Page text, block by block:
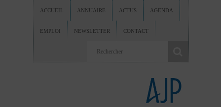
ACCUEIL ANNUAIRE ACTUS AGENDA
EMPLOI NEWSLETTER CONTACT